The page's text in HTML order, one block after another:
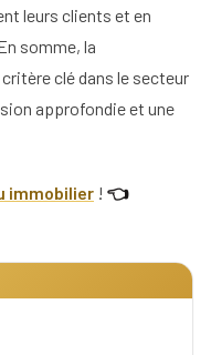
leurs clients et en
somme, la
clé dans le secteur
approfondie et une
immobilier ! 👈